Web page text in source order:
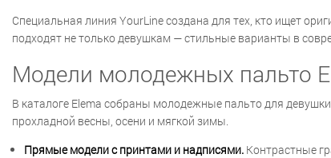
Специальная линия YourLine создана для тех, кто ищет
подходят не только девушкам — стильные варианты в
Модели молодежных пальто
В каталоге Elema собраны молодежные пальто для
прохладной весны, осени и мягкой зимы.
Прямые модели с принтами и надписями. Контрастные